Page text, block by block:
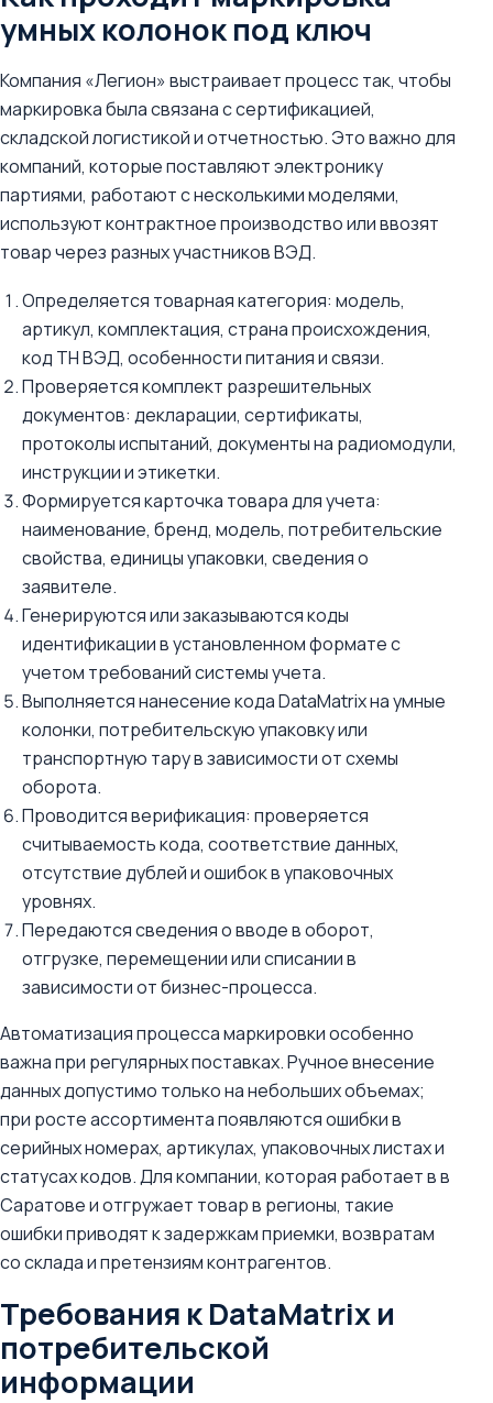
умных колонок под ключ
Компания «Легион» выстраивает процесс так, чтобы
маркировка была связана с сертификацией,
складской логистикой и отчетностью. Это важно для
компаний, которые поставляют электронику
партиями, работают с несколькими моделями,
используют контрактное производство или ввозят
товар через разных участников ВЭД.
Определяется товарная категория: модель,
артикул, комплектация, страна происхождения,
код ТН ВЭД, особенности питания и связи.
Проверяется комплект разрешительных
документов: декларации, сертификаты,
протоколы испытаний, документы на радиомодули,
инструкции и этикетки.
Формируется карточка товара для учета:
наименование, бренд, модель, потребительские
свойства, единицы упаковки, сведения о
заявителе.
Генерируются или заказываются коды
идентификации в установленном формате с
учетом требований системы учета.
Выполняется нанесение кода DataMatrix на умные
колонки, потребительскую упаковку или
транспортную тару в зависимости от схемы
оборота.
Проводится верификация: проверяется
считываемость кода, соответствие данных,
отсутствие дублей и ошибок в упаковочных
уровнях.
Передаются сведения о вводе в оборот,
отгрузке, перемещении или списании в
зависимости от бизнес-процесса.
Автоматизация процесса маркировки особенно
важна при регулярных поставках. Ручное внесение
данных допустимо только на небольших объемах;
при росте ассортимента появляются ошибки в
серийных номерах, артикулах, упаковочных листах и
статусах кодов. Для компании, которая работает в в
Саратове и отгружает товар в регионы, такие
ошибки приводят к задержкам приемки, возвратам
со склада и претензиям контрагентов.
Требования к DataMatrix и
потребительской
информации